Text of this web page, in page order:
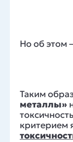
Но об этом
Таким
металлы»
критерием